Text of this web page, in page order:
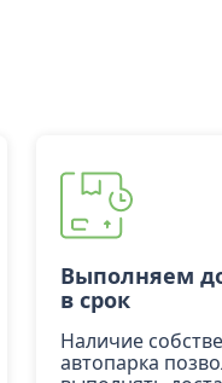
Выполняем
в срок
Наличие
автопарка